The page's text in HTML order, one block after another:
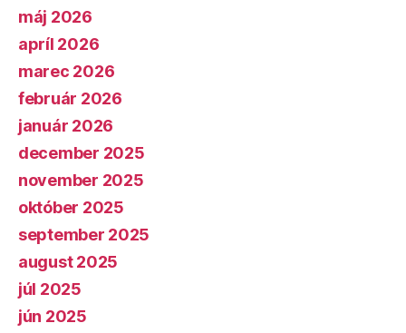
máj 2026
apríl 2026
marec 2026
február 2026
január 2026
december 2025
november 2025
október 2025
september 2025
august 2025
júl 2025
jún 2025